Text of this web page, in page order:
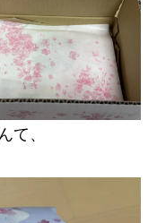
て、